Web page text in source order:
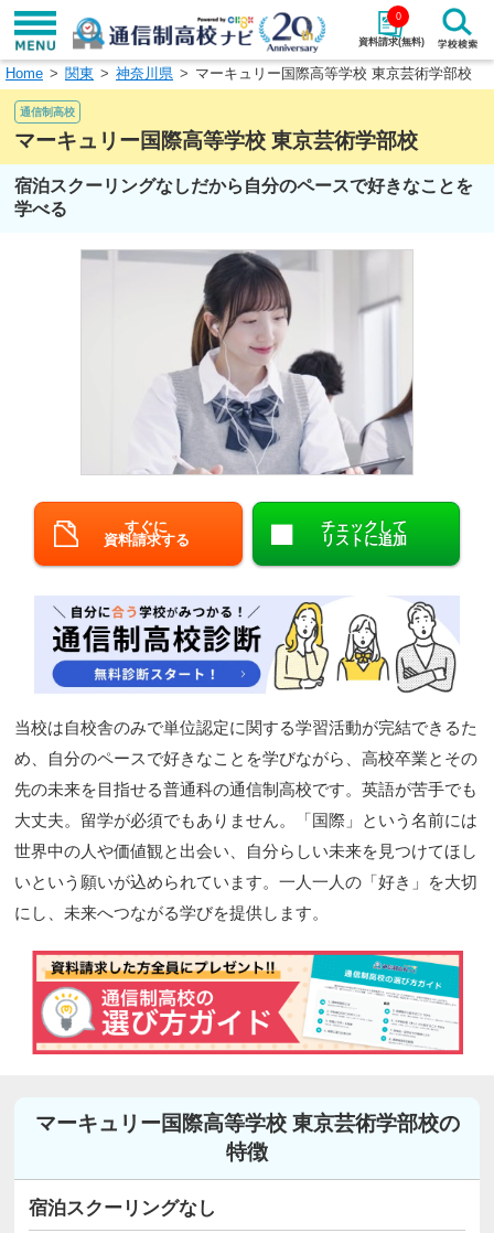
資料請求(無料)
0
学校名で探す
検索
エリアから探す 特徴から探す
北海道・東北
北陸・甲信越
中国
九州・沖縄
閉じる
Home 関東 神奈川県 マーキュリー国際高等学校 東京芸術学部校
通信制高校
マーキュリー国際高等学校 東京芸術学部校
宿泊スクーリングなしだから自分のペースで好きなことを
学べる
すぐに
資料請求する
チェックして
リストに追加
当校は自校舎のみで単位認定に関する学習活動が完結できるた
め、自分のペースで好きなことを学びながら、高校卒業とその
先の未来を目指せる普通科の通信制高校です。英語が苦手でも
大丈夫。留学が必須でもありません。「国際」という名前には
世界中の人や価値観と出会い、自分らしい未来を見つけてほし
いという願いが込められています。一人一人の「好き」を大切
にし、未来へつながる学びを提供します。
マーキュリー国際高等学校 東京芸術学部校の
特徴
宿泊スクーリングなし